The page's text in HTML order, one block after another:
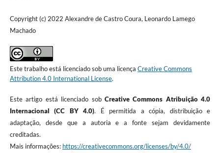
Copyright (c) 2022 Alexandre de Castro Coura, Leonardo Lamego
Machado
Este trabalho está licenciado sob uma licença Creative Commons
Attribution 4.0 International License.
Este artigo está licenciado sob Creative Commons Atribuição 4.0
Internacional (CC BY 4.0). É permitida a cópia, distribuição e
adaptação, desde que a autoria e a fonte sejam devidamente
creditadas.
Mais informações: https://creativecommons.org/licenses/by/4.0/